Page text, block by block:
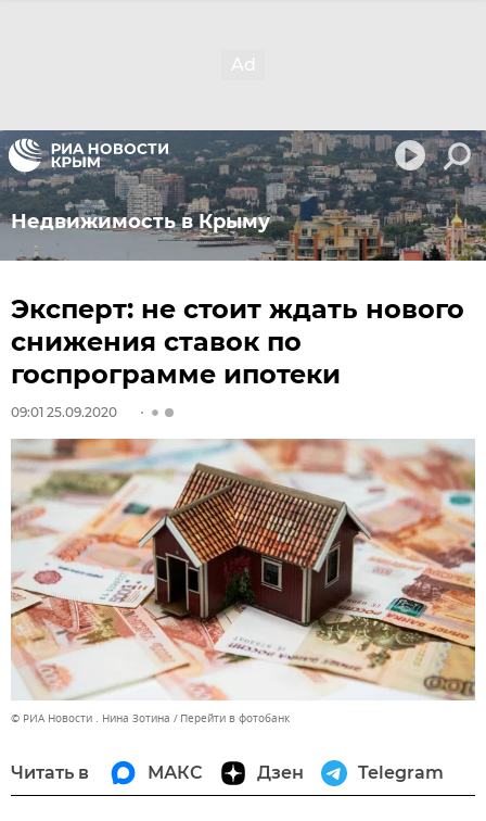
Недвижимость в Крыму
Эксперт: не стоит ждать нового
снижения ставок по
госпрограмме ипотеки
09:01 25.09.2020
© РИА Новости . Нина Зотина Перейти в фотобанк
Читать в МАКС Дзен Telegram